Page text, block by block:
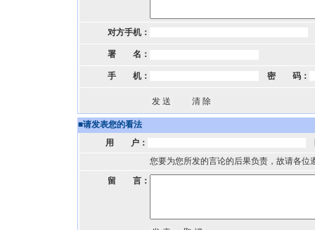
对方手机：
署 名：
手 机： 密 码：
■请发表您的看法
用 户：
您要为您所发的言论的后果负责，故请各位
留 言：